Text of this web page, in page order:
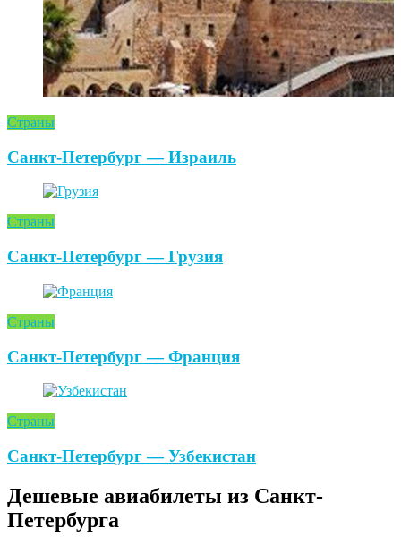
Страны
Санкт-Петербург — Израиль
Страны
Санкт-Петербург — Грузия
Страны
Санкт-Петербург — Франция
Страны
Санкт-Петербург — Узбекистан
Дешевые авиабилеты из Санкт-
Петербурга